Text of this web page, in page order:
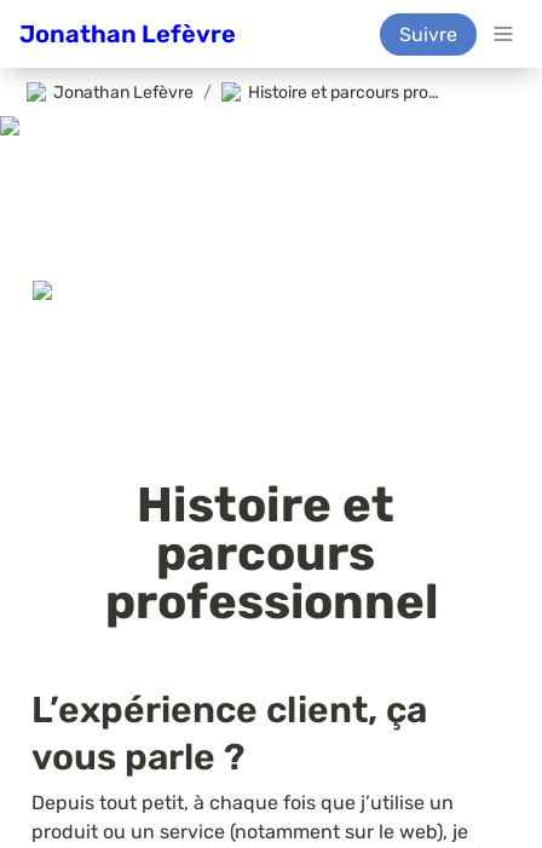
Jonathan Lefèvre Suivre
Jonathan Lefèvre / Histoire et parcours professionnel
Histoire et
parcours
professionnel
L’expérience client, ça
vous parle ?
Depuis tout petit, à chaque fois que j’utilise un
produit ou un service (notamment sur le web), je